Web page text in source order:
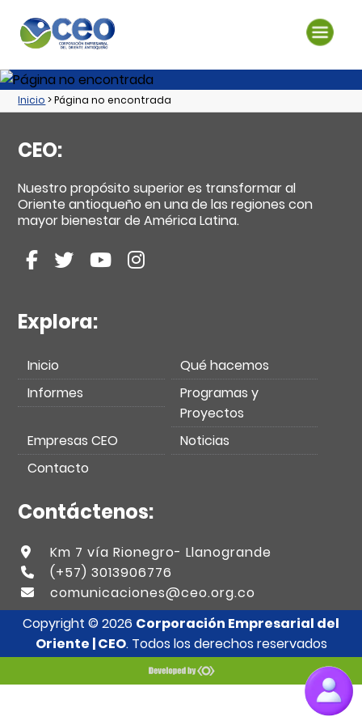
Inicio > Página no encontrada
CEO:
Nuestro propósito superior es transformar al
Oriente antioqueño en una de las regiones con
mayor bienestar de América Latina.
Explora:
Inicio
Qué hacemos
Informes
Programas y
Proyectos
Empresas CEO
Noticias
Contacto
Contáctenos:
Km 7 vía Rionegro- Llanogrande
(+57) 3013906776
comunicaciones@ceo.org.co
Copyright © 2026 Corporación Empresarial del
Oriente | CEO. Todos los derechos reservados